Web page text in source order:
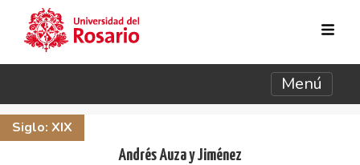
Menú
Siglo: XIX
Andrés Auza y Jiménez